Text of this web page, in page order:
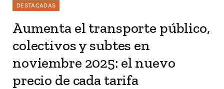
DESTACADAS
Aumenta el transporte público,
colectivos y subtes en
noviembre 2025: el nuevo
precio de cada tarifa